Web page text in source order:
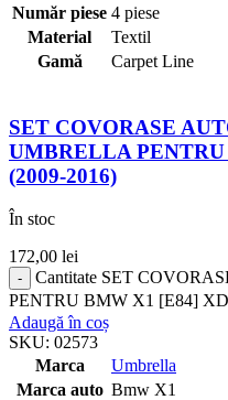
Număr piese 4 piese
Material
Textil
Gamă
Carpet Line
SET COVORASE
UMBRELLA
(2009-2016)
În stoc
172,00 lei
Cantitate SET
PENTRU BMW X1 [E84]
Adaugă în coș
SKU: 02573
Marca
Umbrella
Marca auto Bmw X1